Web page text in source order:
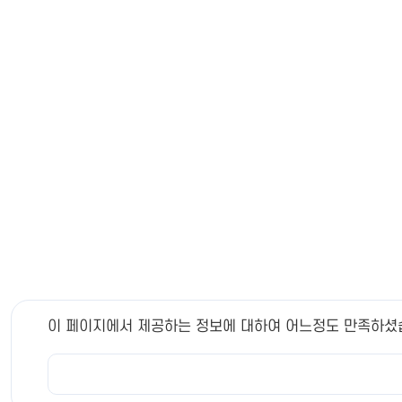
이 페이지에서 제공하는 정보에 대하여 어느정도 만족하셨